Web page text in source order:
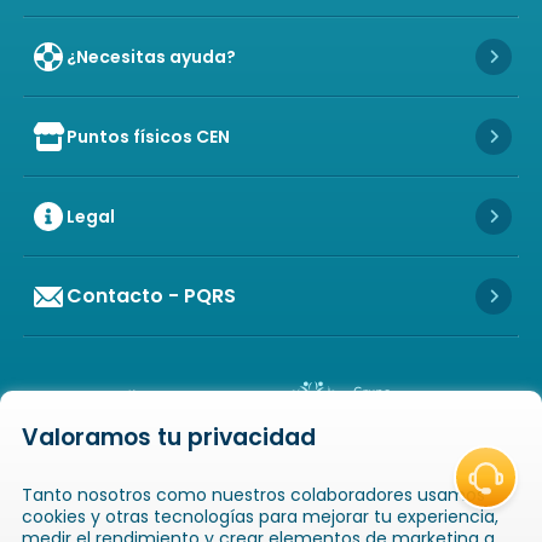
¿Necesitas ayuda? Icon
Icon of store
Puntos físicos CEN Icon
Legal Icon
Contacto - PQRS Icon
LOS DERECHOS RESERVADOS
NIT: 811025289-1 / CRA. 52 # 20-124, GUAYABAL,
MEDELLÍN, ANTIOQUIA
Valoramos tu privacidad
Tanto nosotros como nuestros colaboradores usamos
cookies y otras tecnologías para mejorar tu experiencia,